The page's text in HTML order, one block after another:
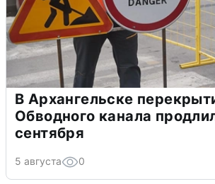
В Архангельске
Обводного канала
сентября
5 августа 0